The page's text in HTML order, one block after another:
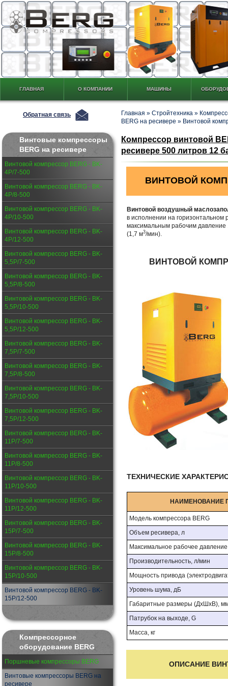
ГЛАВНАЯ О КОМПАНИИ МАШИНЫ
Обратная связь
Винтовые компрессоры
BERG на ресивере
Винтовой компрессор BERG - BK-
4P/7-500
Винтовой компрессор BERG - BK-
4P/8-500
Винтовой компрессор BERG - BK-
4P/10-500
Винтовой компрессор BERG - BK-
4P/12-500
Винтовой компрессор BERG - BK-
5,5P/7-500
Винтовой компрессор BERG - BK-
5,5P/8-500
Винтовой компрессор BERG - BK-
5,5P/10-500
Винтовой компрессор BERG - BK-
5,5P/12-500
Винтовой компрессор BERG - BK-
7,5P/7-500
Винтовой компрессор BERG - BK-
7,5P/8-500
Винтовой компрессор BERG - BK-
7,5P/10-500
Винтовой компрессор BERG - BK-
7,5P/12-500
Винтовой компрессор BERG - BK-
11P/7-500
Винтовой компрессор BERG - BK-
11P/8-500
Винтовой компрессор BERG - BK-
11P/10-500
Винтовой компрессор BERG - BK-
11P/12-500
Винтовой компрессор BERG - BK-
15P/7-500
Винтовой компрессор BERG - BK-
15P/8-500
Винтовой компрессор BERG - BK-
15P/10-500
Винтовой компрессор BERG - BK-
15P/12-500
Компрессорное
оборудование BERG
Поршневые компрессоры BERG
Винтовые компрессоры BERG на
ресивере
Главная » Стройтехника »
BERG на ресивере » Винтовой
Компрессор винтовой
ресивере 500 литров 12
ВИНТОВОЙ
Винтовой воздушный
в исполнении на горизонтальном
максимальным рабочим давление
(1,7 м3/мин).
ВИНТОВОЙ
ТЕХНИЧЕСКИЕ
НАИМЕНОВАНИЕ
Модель компрессора BERG
Объем ресивера, л
Максимальное рабочее
Производительность, л/мин
Мощность привода
Уровень шума, дБ
Габаритные размеры (ДхШхВ),
Патрубок на выходе, G
Масса, кг
ОПИСАНИЕ